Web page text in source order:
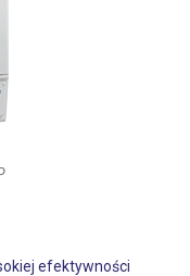
efektywności